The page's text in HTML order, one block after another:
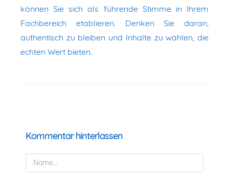
können Sie sich als führende Stimme in Ihrem
Fachbereich etablieren. Denken Sie daran,
authentisch zu bleiben und Inhalte zu wählen, die
echten Wert bieten.
Kommentar hinterlassen